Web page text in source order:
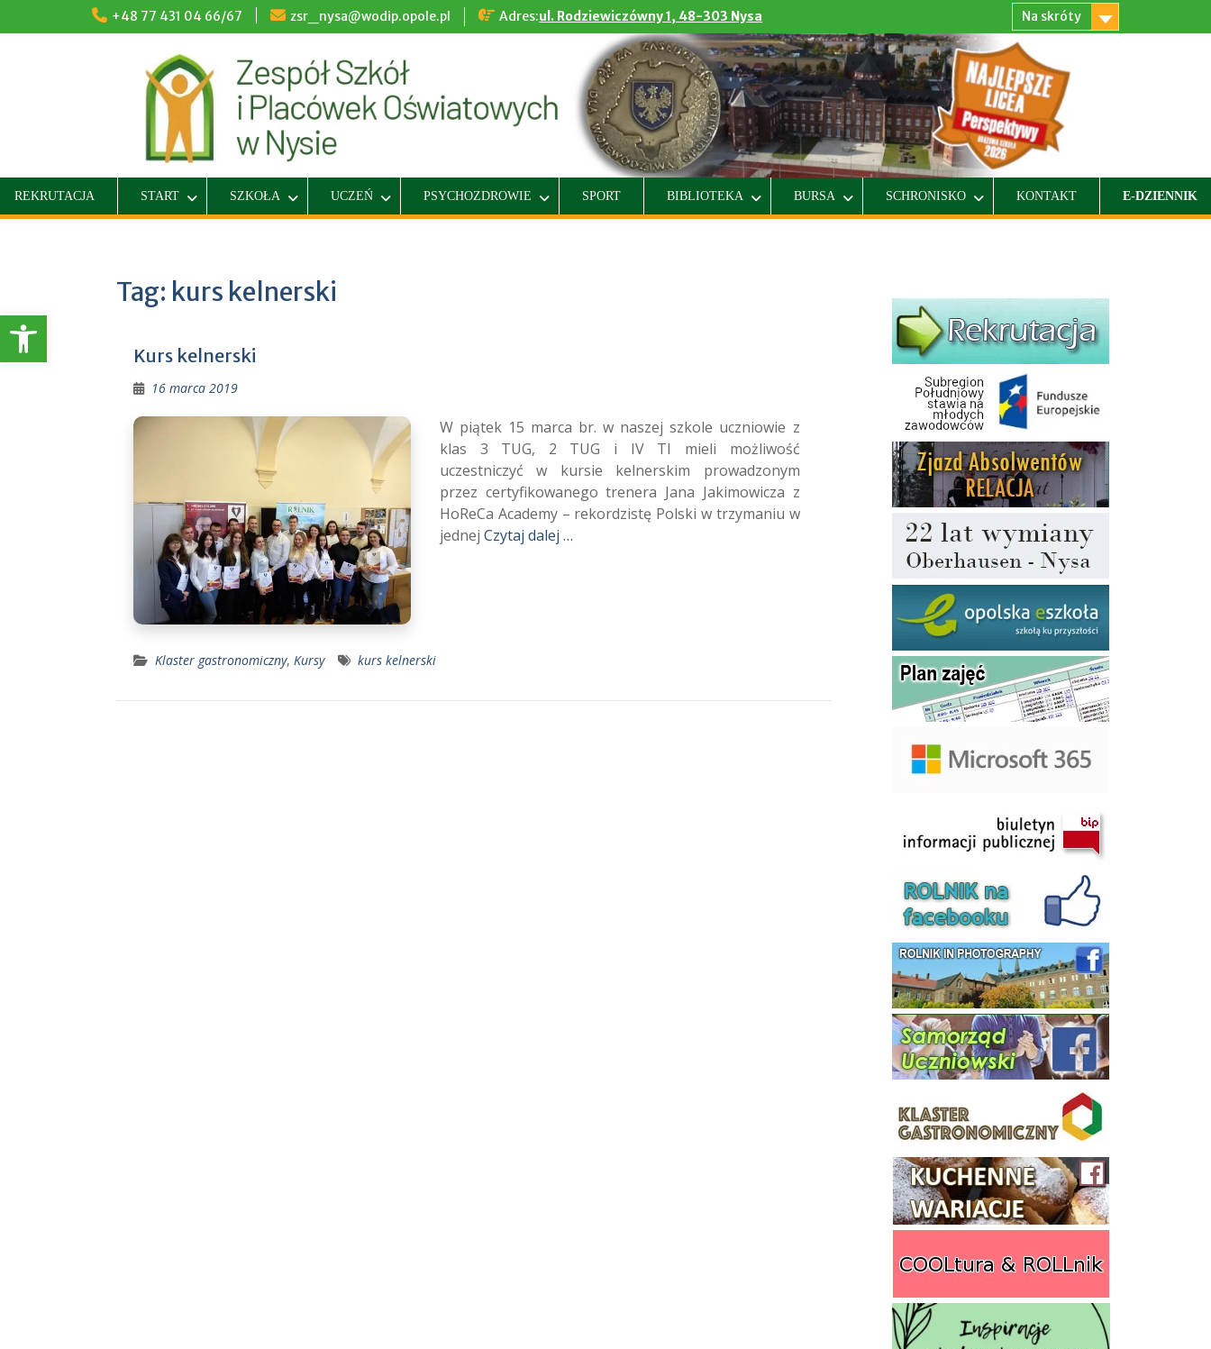
Otwórz pasek narzędzi
+48 77 431 04 66/67 zsr_nysa@wodip.opole.pl Adres:ul. Rodziewiczówny 1, 48-303 Nysa Na skróty
REKRUTACJA START SZKOŁA UCZEŃ PSYCHOZDROWIE SPORT BIBLIOTEKA BURSA SCHRONISKO KONTAKT E-DZIENNIK
Tag: kurs kelnerski
Kurs kelnerski
16 marca 2019
W piątek 15 marca br. w naszej szkole uczniowie z
klas 3 TUG, 2 TUG i IV TI mieli możliwość
uczestniczyć w kursie kelnerskim prowadzonym
przez certyfikowanego trenera Jana Jakimowicza z
HoReCa Academy – rekordzistę Polski w trzymaniu w
jednej Czytaj dalej …
Klaster gastronomiczny, Kursy kurs kelnerski